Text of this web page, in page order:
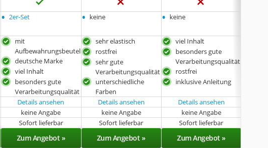
• 2er-Set • keine • keine
mit
Aufbewahrungsbeutel
deutsche Marke
viel Inhalt
besonders gute
Verarbeitungsqualität
sehr elastisch
rostfrei
sehr gute
Verarbeitungsqualität
unterschiedliche
Farben
viel Inhalt
besonders gute
Verarbeitungsqualität
rostfrei
inklusive Anleitung
Details ansehen Details ansehen Details ansehen
keine Angabe keine Angabe keine Angabe
Sofort lieferbar Sofort lieferbar Sofort lieferbar
Zum Angebot » Zum Angebot » Zum Angebot »